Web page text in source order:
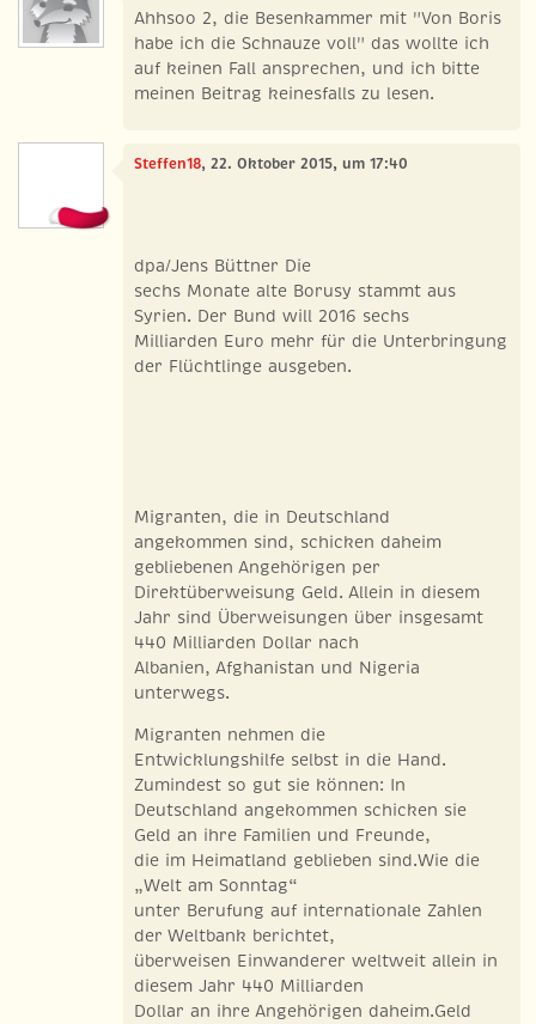
Ahhsoo 2, die Besenkammer mit "Von Boris
habe ich die Schnauze voll" das wollte ich
auf keinen Fall ansprechen, und ich bitte
meinen Beitrag keinesfalls zu lesen.
Steffen18, 22. Oktober 2015, um 17:40
dpa/Jens Büttner Die
sechs Monate alte Borusy stammt aus
Syrien. Der Bund will 2016 sechs
Milliarden Euro mehr für die Unterbringung
der Flüchtlinge ausgeben.
Migranten, die in Deutschland
angekommen sind, schicken daheim
gebliebenen Angehörigen per
Direktüberweisung Geld. Allein in diesem
Jahr sind Überweisungen über insgesamt
440 Milliarden Dollar nach
Albanien, Afghanistan und Nigeria
unterwegs.
Migranten nehmen die
Entwicklungshilfe selbst in die Hand.
Zumindest so gut sie können: In
Deutschland angekommen schicken sie
Geld an ihre Familien und Freunde,
die im Heimatland geblieben sind.Wie die
„Welt am Sonntag“
unter Berufung auf internationale Zahlen
der Weltbank berichtet,
überweisen Einwanderer weltweit allein in
diesem Jahr 440 Milliarden
Dollar an ihre Angehörigen daheim.Geld